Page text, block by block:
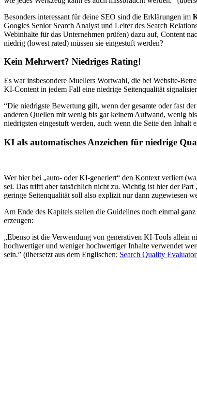
Besonders interessant für deine SEO sind die Erklärungen im
Googles Senior Search Analyst und Leiter des Search
Webinhalte für das Unternehmen prüfen) dazu auf, Content
niedrig (lowest rated) müssen sie eingestuft werden?
Kein Mehrwert? Niedriges Rating!
Es war insbesondere Muellers Wortwahl, die bei Website-
KI-Content in jedem Fall eine niedrige Seitenqualität
“Die niedrigste Bewertung gilt, wenn der gesamte oder fast
anderen Quellen mit wenig bis gar keinem Aufwand, wenig
niedrigsten eingestuft werden, auch wenn die Seite den Inhalt
KI als automatisches Anzeichen für niedrige
Wer hier bei „auto- oder KI-generiert“ den Kontext verliert
sei. Das trifft aber tatsächlich nicht zu. Wichtig ist hier der
geringe Seitenqualität soll also explizit nur dann zugewiesen
Am Ende des Kapitels stellen die Guidelines noch einmal ganz
erzeugen:
„Ebenso ist die Verwendung von generativen KI-Tools allein
hochwertiger und weniger hochwertiger Inhalte verwendet
sein.” (übersetzt aus dem Englischen; Search Quality